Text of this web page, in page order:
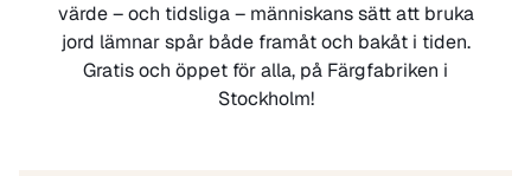
värde – och tidsliga – människans sätt att bruka
jord lämnar spår både framåt och bakåt i tiden.
Gratis och öppet för alla, på Färgfabriken i
Stockholm!